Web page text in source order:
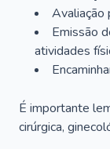
Avaliação
Emissão
atividades
É importante
cirúrgica,